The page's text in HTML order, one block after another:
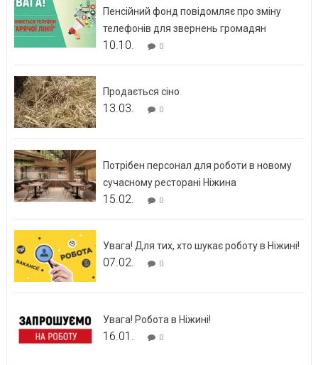
Пенсійний фонд повідомляє про зміну
телефонів для звернень громадян
10.10. 0
Продається сіно
13.03. 0
Потрібен персонал для роботи в новому
сучасному ресторані Ніжина
15.02. 0
Увага! Для тих, хто шукає роботу в Ніжині!
07.02. 0
Увага! Робота в Ніжині!
16.01. 0